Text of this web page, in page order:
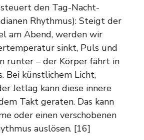
den Tag-Nacht-
Rhythmus): Steigt der
am Abend, werden wir
sinkt, Puls und
runter – der Körper fährt in
Bei künstlichem Licht,
Jetlag kann diese innere
Takt geraten. Das kann
oder einen verschobenen
auslösen. [16]